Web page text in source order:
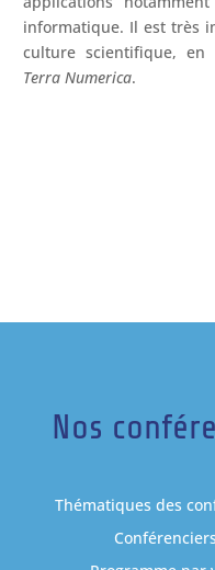
informatique. Il est très
culture scientifique,
Terra Numerica.
Nos
Thématiques des
Conférenciers